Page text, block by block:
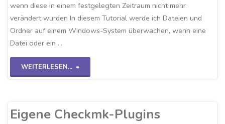
wenn diese in einem festgelegten Zeitraum nicht mehr
verändert wurden In diesem Tutorial werde ich Dateien und
Ordner auf einem Windows-System überwachen, wenn eine
Datei oder ein …
WEITERLESEN...
"Checkmk-
Eigene Checkmk-Plugins